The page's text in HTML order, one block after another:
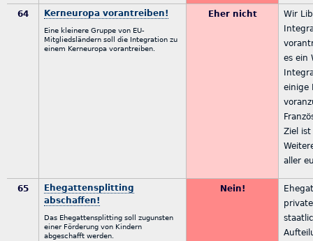
64 Kerneuropa vorantreiben!
Eine kleinere Gruppe von EU-
Mitgliedsländern soll die Integration zu
einem Kerneuropa vorantreiben.
Eher nicht
Wir
es ein
einige
Ziel ist
aller
65
Ehegattensplitting
abschaffen!
Das Ehegattensplitting soll zugunsten
einer Förderung von Kindern
abgeschafft werden.
Nein!